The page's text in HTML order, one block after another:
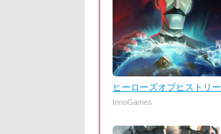
ヒーローズオブヒストリー
InnoGames